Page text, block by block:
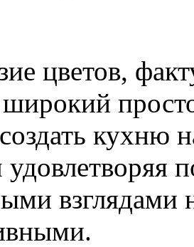
цветов,
кухню
взглядами